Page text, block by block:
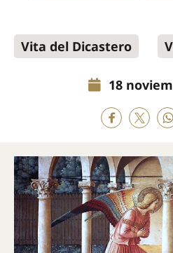
Vita del Dicastero
18